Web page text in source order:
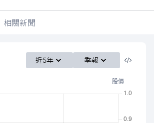
相關新聞
近5年 季報